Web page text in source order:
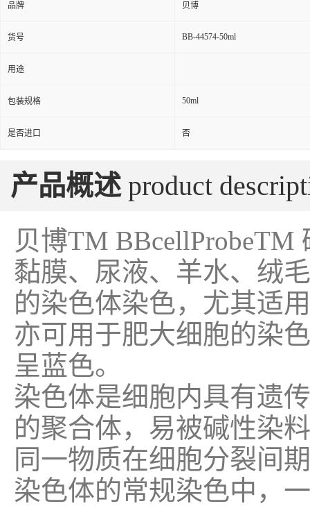
品牌 贝博
货号 BB-44574-50ml
用途
包装规格 50ml
是否进口 否
产品概述 product
贝博TM
黏膜、尿液、羊水、绒
的染色体染色，尤其适
亦可用于肥大细胞的染
呈蓝色。
染色体是细胞内具有遗
的聚合体，易被碱性染
同一物质在细胞分裂间
染色体的常规染色中，